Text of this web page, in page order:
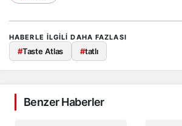
HABERLE ILGILI DAHA FAZLASI
#Taste Atlas #tatlı
Benzer Haberler